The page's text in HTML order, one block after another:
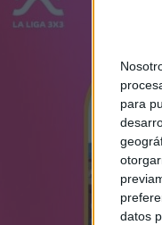
para
datos